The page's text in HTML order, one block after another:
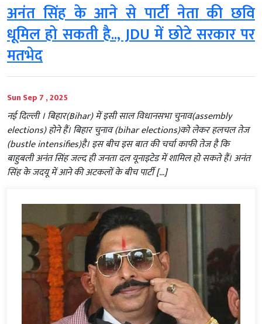
अनंत सिंह के आने से पार्टी नेता की छवि
धूमिल हो सकती है.., JDU में छोटे सरकार पर
मतभेद
Sun Sep 7 , 2025
नई दिल्‍ली । बिहार(Bihar) में इसी साल विधानसभा चुनाव(assembly
elections) होने हैं। बिहार चुनाव (bihar elections)को लेकर हलचल तेज
(bustle intensifies)है। इस बीच इस बात की चर्चा काफी तेज है कि
बाहुबली अनंत सिंह जल्द ही जनता दल यूनाइटेड में शामिल हो सकते हैं। अनंत
सिंह के जदयू में आने की अटकलों के बीच पार्टी […]